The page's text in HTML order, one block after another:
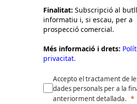
Finalitat: Subscripció al
informatiu i, si escau, per a
prospecció comercial.
Més informació i drets:
privacitat.
Accepto el tractament de
dades personals per a la
anteriorment detallada.